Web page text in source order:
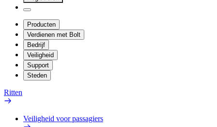
Producten
Verdienen met Bolt
Bedrijf
Veiligheid
Support
Steden
Ritten
Veiligheid voor passagiers